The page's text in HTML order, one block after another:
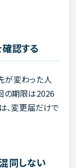
確認する
が変わった人
の期限は2026
、変更届だけで
同しない